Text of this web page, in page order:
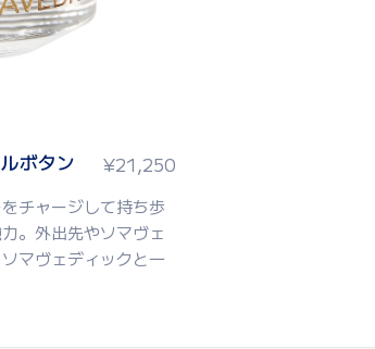
ボタン ¥21,250
チャージして持ち歩
。外出先やソマヴェ
マヴェディックと一